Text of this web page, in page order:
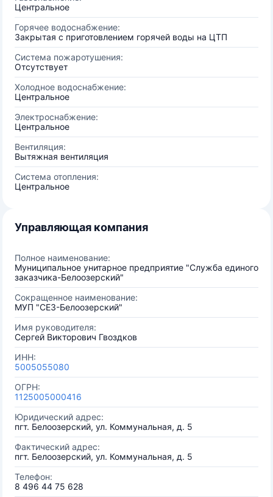
Центральное
Горячее водоснабжение:
Закрытая с приготовлением горячей воды на ЦТП
Система пожаротушения:
Отсутствует
Холодное водоснабжение:
Центральное
Электроснабжение:
Центральное
Вентиляция:
Вытяжная вентиляция
Система отопления:
Центральное
Управляющая компания
Полное наименование:
Муниципальное унитарное предприятие "Служба единого
заказчика-Белоозерский"
Сокращенное наименование:
МУП "СЕЗ-Белоозерский"
Имя руководителя:
Сергей Викторович Гвоздков
ИНН:
5005055080
ОГРН:
1125005000416
Юридический адрес:
пгт. Белоозерский, ул. Коммунальная, д. 5
Фактический адрес:
пгт. Белоозерский, ул. Коммунальная, д. 5
Телефон:
8 496 44 75 628